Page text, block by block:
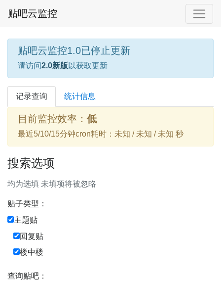
贴吧云监控
贴吧云监控1.0已停止更新
请访问2.0新版 以获取更新
记录查询 统计信息
目前监控效率： 低
最近5/10/15分钟cron耗时：未知 / 未知 / 未知 秒
搜索选项
均为选填 未填项将被忽略
贴子类型：
主题贴
回复贴
楼中楼
查询贴吧：